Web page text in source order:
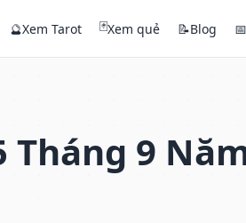
🔮Xem Tarot 🃏Xem quẻ 📝Blog 📅
9